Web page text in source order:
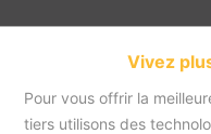
Vivez
Pour vous offrir la
tiers utilisons des